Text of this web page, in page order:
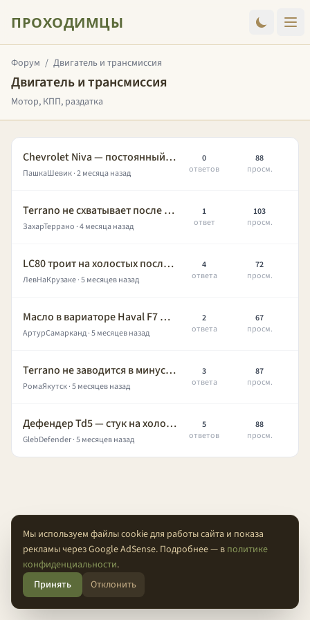
ПРОХОДИМЦЫ
Форум / Двигатель и трансмиссия
Двигатель и трансмиссия
Мотор, КПП, раздатка
Chevrolet Niva — постоянный вой раздатки на скорости, лечится регулировкой?
ПашкаШевик· 2 месяца назад
0
ответов
88
просм.
Terrano не схватывает после морозов — стартер крутит, искра есть
ЗахарТеррано · 4 месяца назад
1
ответ
103
просм.
LC80 троит на холостых после зимней стоянки
ЛевНаКрузаке· 5 месяцев назад
4
ответа
72
просм.
Масло в вариаторе Haval F7 — когда менять и какое лить?
АртурСамарканд· 5 месяцев назад
2
ответа
67
просм.
Terrano не заводится в минус 45 — помогите разобраться
РомаЯкутск· 5 месяцев назад
3
ответа
87
просм.
Дефендер Td5 — стук на холодную, кто сталкивался?
GlebDefender· 5 месяцев назад
5
ответов
88
просм.
О проектеКонфиденциальность
© 2026 Проходимцы — Там, где кончается асфальт.
Мы используем файлы cookie для работы сайта и показа
рекламы через Google AdSense. Подробнее — в политике
конфиденциальности.
Принять
Отклонить